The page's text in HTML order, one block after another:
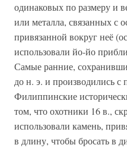
одинаковых по размеру и
или металла, связанных с
привязанной вокруг неё
использовали йо-йо
Самые ранние,
до н. э. и производились
Филиппинские
том, что охотники 16 в.,
использовали камень,
в длину, чтобы бросать в